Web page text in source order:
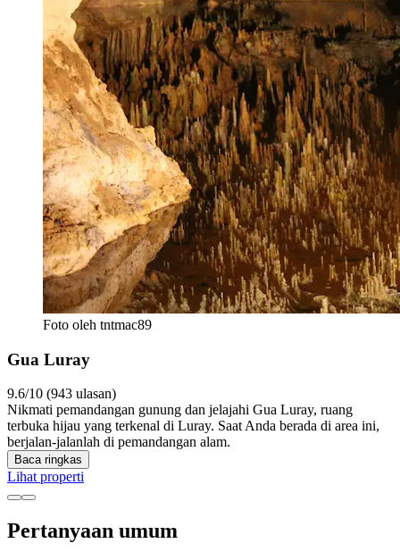
Foto oleh tntmac89
Gua Luray
9.6/10 (943 ulasan)
Nikmati pemandangan gunung dan jelajahi Gua Luray, ruang
terbuka hijau yang terkenal di Luray. Saat Anda berada di area ini,
berjalan-jalanlah di pemandangan alam.
Baca ringkas
Lihat properti
Pertanyaan umum